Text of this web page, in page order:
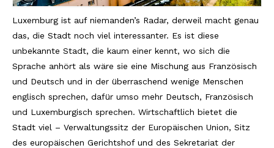
Luxemburg ist auf niemanden’s Radar, derweil macht genau
das, die Stadt noch viel interessanter. Es ist diese
unbekannte Stadt, die kaum einer kennt, wo sich die
Sprache anhört als wäre sie eine Mischung aus Französisch
und Deutsch und in der überraschend wenige Menschen
englisch sprechen, dafür umso mehr Deutsch, Französisch
und Luxemburgisch sprechen. Wirtschaftlich bietet die
Stadt viel – Verwaltungssitz der Europäischen Union, Sitz
des europäischen Gerichtshof und des Sekretariat der